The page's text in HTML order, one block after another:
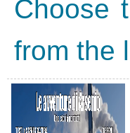
Choose
from the